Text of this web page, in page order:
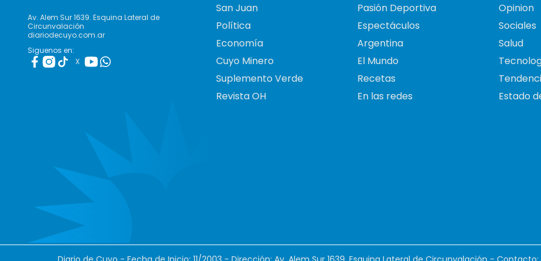
Av. Alem Sur 1639. Esquina Lateral de
Circunvalación
diariodecuyo.com.ar
Siguenos en:
X
San Juan
Política
Economía
Cuyo Minero
Suplemento Verde
Revista OH
Pasión Deportiva
Espectáculos
Argentina
El Mundo
Recetas
En las redes
Opinion
Sociales
Salud
Estado